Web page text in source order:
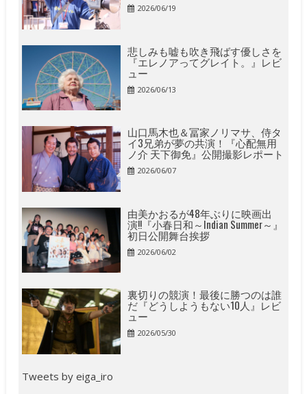
2026/06/19
悲しみも嘘も吹き飛ばす優しさを
『エレノアってグレイト。』レビ
ュー
2026/06/13
山口馬木也＆冨家ノリマサ、侍タ
イ3兄弟が夢の共演！『心配無用
ノ介 天下御免』公開撮影レポート
2026/06/07
由美かおるが48年ぶりに映画出
演!!『小春日和～Indian Summer～』
初日公開舞台挨拶
2026/06/02
裏切りの競演！最後に勝つのは誰
だ『どうしようもない10人』レビ
ュー
2026/05/30
Tweets by eiga_iro